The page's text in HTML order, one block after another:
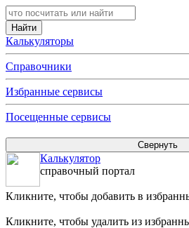
Калькуляторы
Справочники
Избранные сервисы
Посещенные сервисы
Калькулятор
справочный портал
Кликните, чтобы добавить в
Кликните, чтобы удалить из